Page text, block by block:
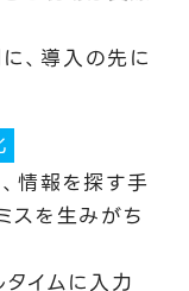
、導入の先に
情報を探す手
スを生みがち
タイムに入力